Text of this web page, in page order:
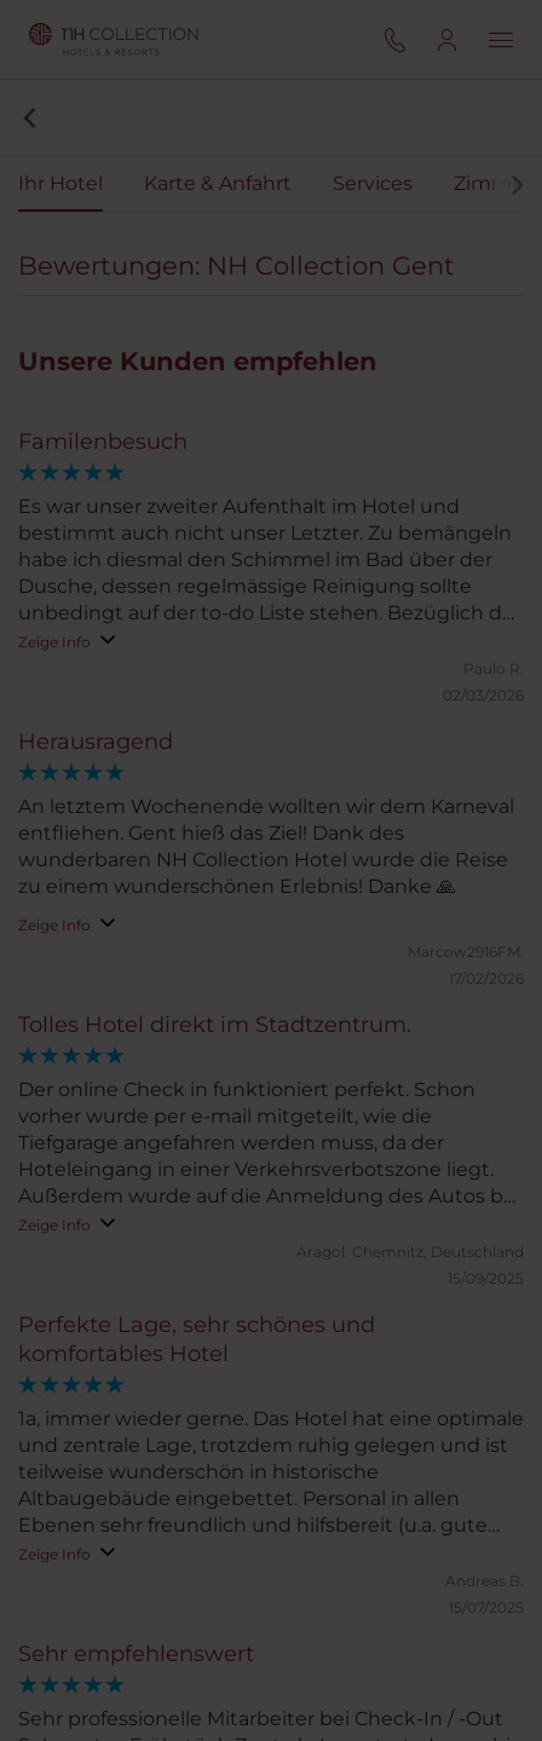
Ihr Hotel Karte & Anfahrt Services Zimmer
Bewertungen: NH Collection Gent
Unsere Kunden empfehlen
Familenbesuch
Es war unser zweiter Aufenthalt im Hotel und
bestimmt auch nicht unser Letzter. Zu bemängeln
habe ich diesmal den Schimmel im Bad über der
Dusche, dessen regelmässige Reinigung sollte
unbedingt auf der to-do Liste stehen. Bezüglich der
loyality $ musste ich selber Druck machen um
selbige zu benutzen, das Personal an der Rezeption
war da nicht sonderlich motiviert. Ansonsten kann
Zeige Info
Paulo R.
02/03/2026
Herausragend
An letztem Wochenende wollten wir dem Karneval
entfliehen. Gent hieß das Ziel! Dank des
wunderbaren NH Collection Hotel wurde die Reise
zu einem wunderschönen Erlebnis! Danke 🙏
Zeige Info
Marcow2916FM.
17/02/2026
Tolles Hotel direkt im Stadtzentrum.
Der online Check in funktioniert perfekt. Schon
vorher wurde per e-mail mitgeteilt, wie die
Tiefgarage angefahren werden muss, da der
Hoteleingang in einer Verkehrsverbotszone liegt.
Außerdem wurde auf die Anmeldung des Autos bei
der Stadt Gent wegen der Umweltzone
hingewiesen. Das Personal spricht zumindest bei
unserer Ankunft auch deutsch. Zimmer war sinnvoll
den Lärm der Feiernden durch.
Zeige Info
Aragol. Chemnitz, Deutschland
15/09/2025
Perfekte Lage, sehr schönes und
komfortables Hotel
1a, immer wieder gerne. Das Hotel hat eine optimale
und zentrale Lage, trotzdem ruhig gelegen und ist
teilweise wunderschön in historische
Altbaugebäude eingebettet. Personal in allen
Ebenen sehr freundlich und hilfsbereit (u.a. gute
Tippgeber) Das Preis-Leistungsverhältnis erachte
adäquates Restaurant. im Hause (das Hotel ist von
wirklich wichtig, hätte den Wohlfühlfaktor aber
noch gesteigert)
Zeige Info
Andreas B.
15/07/2025
Sehr empfehlenswert
Sehr professionelle Mitarbeiter bei Check-In / -Out